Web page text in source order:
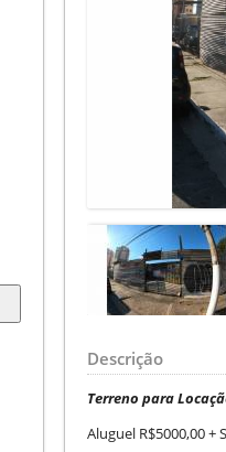
Descrição
Terreno para
Aluguel R$5000,00 +